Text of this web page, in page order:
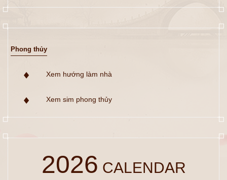
Phong thủy
Xem hướng làm nhà
Xem sim phong thủy
2026 CALENDAR